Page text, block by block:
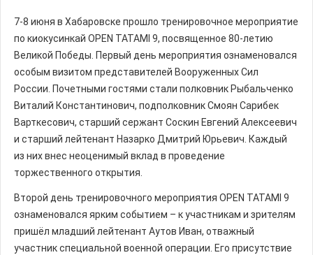
7-8 июня в Хабаровске прошло тренировочное мероприятие
по киокусинкай OPEN TATAMI 9, посвященное 80-летию
Великой Победы. Первый день мероприятия ознаменовался
особым визитом представителей Вооруженных Сил
России. Почетными гостями стали полковник Рыбальченко
Виталий Константинович, подполковник Смоян Сарибек
Варткесович, старший сержант Соскин Евгений Алексеевич
и старший лейтенант Назарко Дмитрий Юрьевич. Каждый
из них внес неоценимый вклад в проведение
торжественного открытия.
Второй день тренировочного мероприятия OPEN TATAMI 9
ознаменовался ярким событием – к участникам и зрителям
пришёл младший лейтенант Аутов Иван, отважный
участник специальной военной операции. Его присутствие